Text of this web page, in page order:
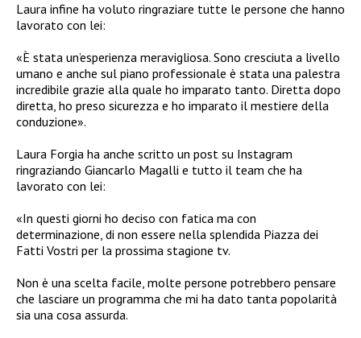
Laura infine ha voluto ringraziare tutte le persone che hanno
lavorato con lei:
«È stata un’esperienza meravigliosa. Sono cresciuta a livello
umano e anche sul piano professionale è stata una palestra
incredibile grazie alla quale ho imparato tanto. Diretta dopo
diretta, ho preso sicurezza e ho imparato il mestiere della
conduzione».
Laura Forgia ha anche scritto un post su Instagram
ringraziando Giancarlo Magalli e tutto il team che ha
lavorato con lei:
«In questi giorni ho deciso con fatica ma con
determinazione, di non essere nella splendida Piazza dei
Fatti Vostri per la prossima stagione tv.
Non è una scelta facile, molte persone potrebbero pensare
che lasciare un programma che mi ha dato tanta popolarità
sia una cosa assurda.